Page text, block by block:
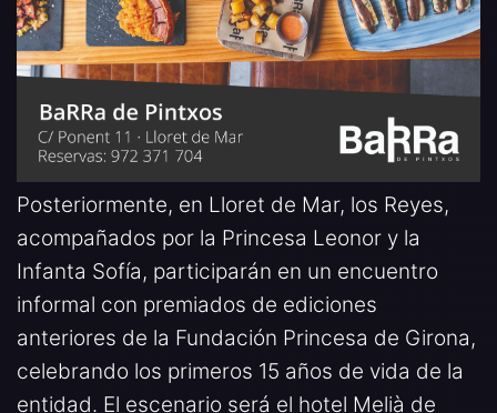
Posteriormente, en Lloret de Mar, los Reyes,
acompañados por la Princesa Leonor y la
Infanta Sofía, participarán en un encuentro
informal con premiados de ediciones
anteriores de la Fundación Princesa de Girona,
celebrando los primeros 15 años de vida de la
entidad. El escenario será el hotel Melià de